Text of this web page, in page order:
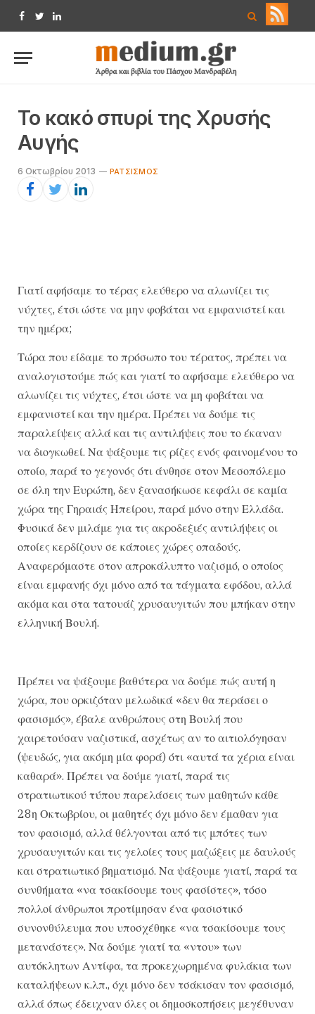
Facebook
TwitterLinkedIn
Το κακό σπυρί της Χρυσής
Αυγής
6 Οκτωβρίου 2013 ΡΑΤΣΙΣΜΌΣ
Γιατί αφήσαμε το τέρας ελεύθερο να αλωνίζει τις
νύχτες, έτσι ώστε να μην φοβάται να εμφανιστεί και
την ημέρα;
Τώρα που είδαμε το πρόσωπο του τέρατος, πρέπει να
αναλογιστούμε πώς και γιατί το αφήσαμε ελεύθερο να
αλωνίζει τις νύχτες, έτσι ώστε να μη φοβάται να
εμφανιστεί και την ημέρα. Πρέπει να δούμε τις
παραλείψεις αλλά και τις αντιλήψεις που το έκαναν
να διογκωθεί. Να ψάξουμε τις ρίζες ενός φαινομένου το
οποίο, παρά το γεγονός ότι άνθησε στον Μεσοπόλεμο
σε όλη την Ευρώπη, δεν ξανασήκωσε κεφάλι σε καμία
χώρα της Γηραιάς Ηπείρου, παρά μόνο στην Ελλάδα.
Φυσικά δεν μιλάμε για τις ακροδεξιές αντιλήψεις οι
οποίες κερδίζουν σε κάποιες χώρες οπαδούς.
Αναφερόμαστε στον απροκάλυπτο ναζισμό, ο οποίος
είναι εμφανής όχι μόνο από τα τάγματα εφόδου, αλλά
ακόμα και στα τατουάζ χρυσαυγιτών που μπήκαν στην
ελληνική Βουλή.
Πρέπει να ψάξουμε βαθύτερα να δούμε πώς αυτή η
χώρα, που ορκιζόταν μελωδικά «δεν θα περάσει ο
φασισμός», έβαλε ανθρώπους στη Βουλή που
χαιρετούσαν ναζιστικά, ασχέτως αν το αιτιολόγησαν
(ψευδώς, για ακόμη μία φορά) ότι «αυτά τα χέρια είναι
καθαρά». Πρέπει να δούμε γιατί, παρά τις
στρατιωτικού τύπου παρελάσεις των μαθητών κάθε
28η Οκτωβρίου, οι μαθητές όχι μόνο δεν έμαθαν για
τον φασισμό, αλλά θέλγονται από τις μπότες των
χρυσαυγιτών και τις γελοίες τους μαζώξεις με δαυλούς
και στρατιωτικό βηματισμό. Να ψάξουμε γιατί, παρά τα
συνθήματα «να τσακίσουμε τους φασίστες», τόσο
πολλοί άνθρωποι προτίμησαν ένα φασιστικό
συνονθύλευμα που υποσχέθηκε «να τσακίσουμε τους
μετανάστες». Να δούμε γιατί τα «ντου» των
αυτόκλητων Αντίφα, τα προκεχωρημένα φυλάκια των
καταλήψεων κ.λπ., όχι μόνο δεν τσάκισαν τον φασισμό,
αλλά όπως έδειχναν όλες οι δημοσκοπήσεις μεγέθυναν